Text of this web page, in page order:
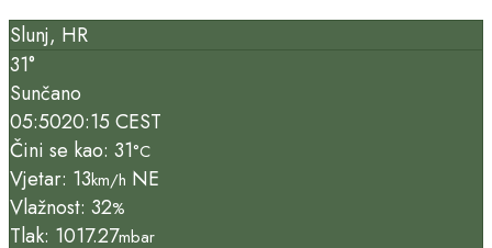
Slunj, HR
31°
Sunčano
05:5020:15 CEST
Čini se kao: 31°C
Vjetar: 13km/h NE
Vlažnost: 32%
Tlak: 1017.27mbar